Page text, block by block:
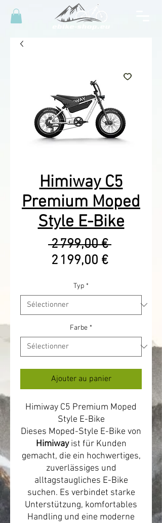
Himiway C5
Premium Moped
Style E-Bike
2 799,00 € Prix
2 199,00 €Prix
Typ *
Farbe *
Ajouter au panier
Himiway C5 Premium Moped
Style E-Bike
Dieses Moped-Style E-Bike von
Himiwayist für Kunden
gemacht, die ein hochwertiges,
zuverlässiges und
alltagstaugliches E-Bike
suchen. Es verbindet starke
Unterstützung, komfortables
Handling und eine moderne